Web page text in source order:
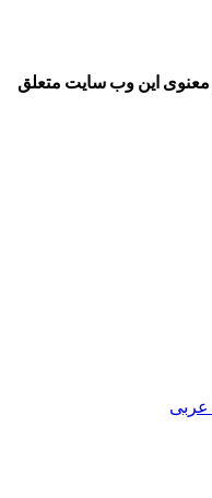
این وب سایت متعلق
عربی